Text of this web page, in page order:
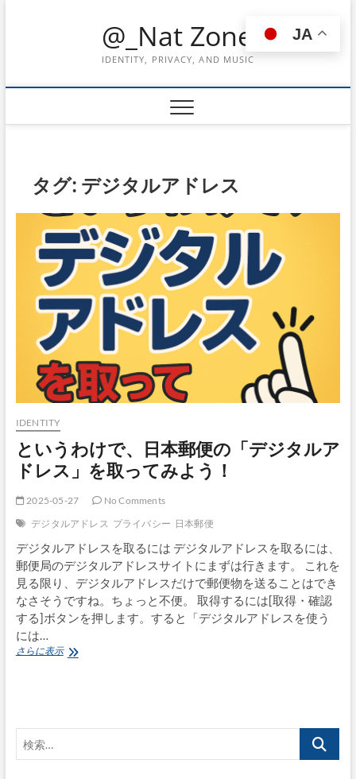
@_Nat Zone
IDENTITY, PRIVACY, AND MUSIC
タグ: デジタルアドレス
IDENTITY
というわけで、日本郵便の「デジタルア
ドレス」を取ってみよう！
2025-05-27
No Comments
デジタルアドレス プライバシー 日本郵便
デジタルアドレスを取るには デジタルアドレスを取るには、
郵便局のデジタルアドレスサイトにまずは行きます。 これを
見る限り、デジタルアドレスだけで郵便物を送ることはでき
なさそうですね。ちょっと不便。 取得するには[取得・確認
する]ボタンを押します。すると「デジタルアドレスを使う
には…
さらに表示と
索…
JA